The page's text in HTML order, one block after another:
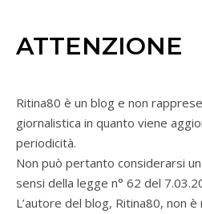
ATTENZIONE
Ritina80 è un blog e non
giornalistica in quanto viene
periodicità.
Non può pertanto considerarsi
sensi della legge n° 62 del
L’autore del blog, Ritina80, non